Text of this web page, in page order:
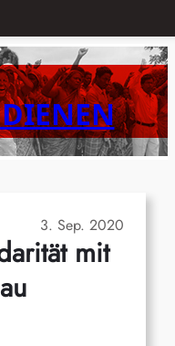
3. Sep. 2020
mit